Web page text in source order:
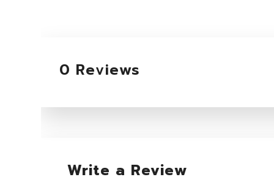
0 Reviews
Write a Review